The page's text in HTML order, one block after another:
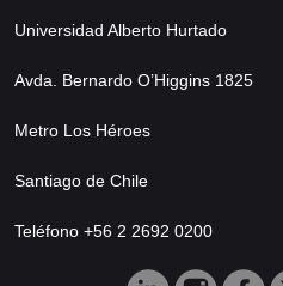
Universidad Alberto Hurtado
Avda. Bernardo O’Higgins 1825
Metro Los Héroes
Santiago de Chile
Teléfono +56 2 2692 0200